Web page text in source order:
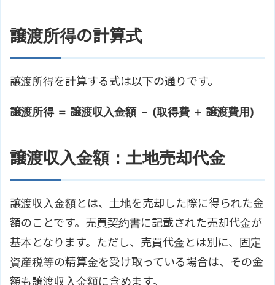
譲渡所得の計算式
譲渡所得を計算する式は以下の通りです。
譲渡所得 ＝ 譲渡収入金額 － (取得費 ＋ 譲渡費用)
譲渡収入金額：土地売却代金
譲渡収入金額とは、土地を売却した際に得られた金
額のことです。売買契約書に記載された売却代金が
基本となります。ただし、売買代金とは別に、固定
資産税等の精算金を受け取っている場合は、その金
額も譲渡収入金額に含めます。